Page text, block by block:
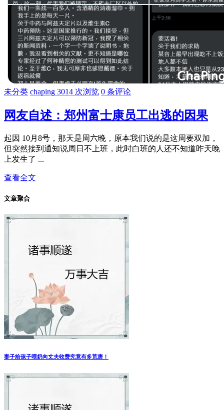
未分类 chaping 3014 次浏览 0 条评论
网友自述：郑州富士康员工出逃的因果
起因 10月8号，那天是周六晚，原本我们说的是这周要双加，
但突然接到通知说周日不上班，此时白班的人还不知道昨天晚
上发生了 ...
查看全文
文章聚合
妻子给孩子喂奶向丈夫收费究竟有多荒唐！